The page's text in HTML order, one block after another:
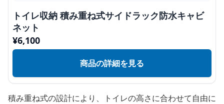
トイレ収納 積み重ね式サイドラック防水キャビ
ネット
¥6,100
商品の詳細を見る
積み重ね式の設計により、トイレの高さに合わせて自由に